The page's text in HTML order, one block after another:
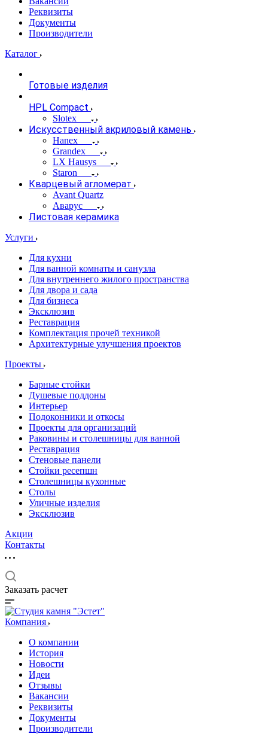
Реквизиты
Документы
Производители
Каталог
Готовые изделия
HPL Compact
Slotex
Искусственный акриловый камень
Hanex
Grandex
LX Hausys
Staron
Кварцевый агломерат
Avant Quartz
Аварус
Листовая керамика
Услуги
Для кухни
Для ванной комнаты и санузла
Для внутреннего жилого пространства
Для двора и сада
Для бизнеса
Эксклюзив
Реставрация
Комплектация прочей техникой
Архитектурные улучшения проектов
Проекты
Барные стойки
Душевые поддоны
Интерьер
Подоконники и откосы
Проекты для организаций
Раковины и столешницы для ванной
Реставрация
Стеновые панели
Стойки ресепшн
Столешницы кухонные
Столы
Уличные изделия
Эксклюзив
Акции
Контакты
Заказать расчет
Компания
О компании
История
Новости
Идеи
Отзывы
Вакансии
Реквизиты
Документы
Производители